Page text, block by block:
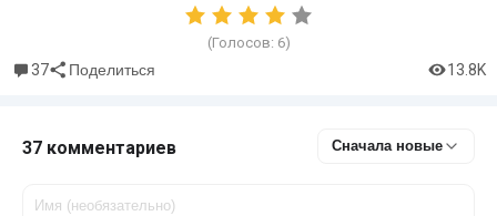
(Голосов: 6)
37 Поделиться 13.8K
37 комментариев Сначала новые